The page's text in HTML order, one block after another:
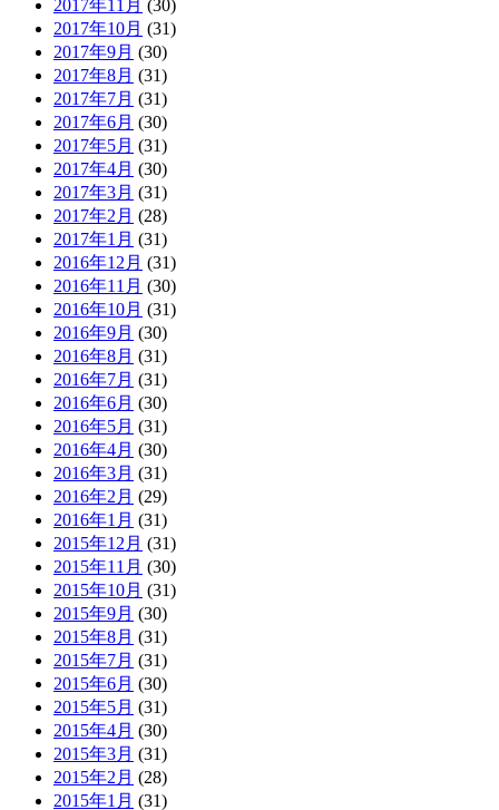
2017年11月 (30)
2017年10月 (31)
2017年9月 (30)
2017年8月 (31)
2017年7月 (31)
2017年6月 (30)
2017年5月 (31)
2017年4月 (30)
2017年3月 (31)
2017年2月 (28)
2017年1月 (31)
2016年12月 (31)
2016年11月 (30)
2016年10月 (31)
2016年9月 (30)
2016年8月 (31)
2016年7月 (31)
2016年6月 (30)
2016年5月 (31)
2016年4月 (30)
2016年3月 (31)
2016年2月 (29)
2016年1月 (31)
2015年12月 (31)
2015年11月 (30)
2015年10月 (31)
2015年9月 (30)
2015年8月 (31)
2015年7月 (31)
2015年6月 (30)
2015年5月 (31)
2015年4月 (30)
2015年3月 (31)
2015年2月 (28)
2015年1月 (31)